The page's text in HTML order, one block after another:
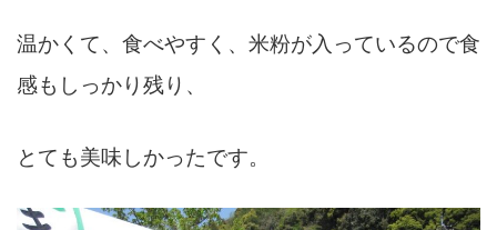
温かくて、食べやすく、米粉が入っているので食
感もしっかり残り、
とても美味しかったです。